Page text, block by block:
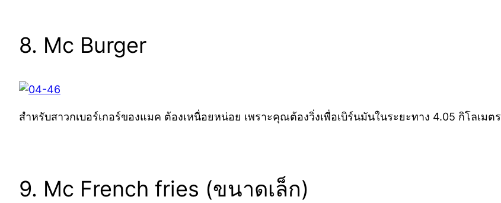
8. Mc Burger
สำหรับสาวกเบอร์เกอร์ของแมค ต้องเหนื่อยหน่อย เพราะคุณต้องวิ่งเพื่อเบิร์นมันในระยะทาง 4.05 กิโลเมตร
9. Mc French fries (ขนาดเล็ก)